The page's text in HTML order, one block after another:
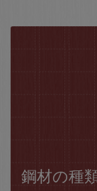
鋼材の種